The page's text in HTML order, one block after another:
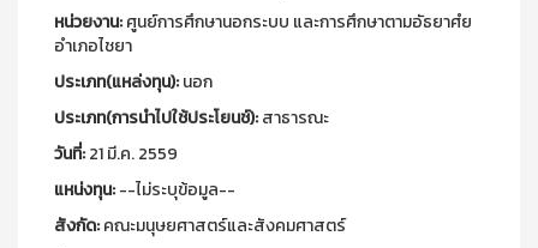
หน่วยงาน:ศูนย์การศึกษานอกระบบ และการศึกษาตามอัธยาศํย
อำเภอไชยา
ประเภท(แหล่งทุน):นอก
ประเภท(การนำไปใช้ประโยนช์):สาธารณะ
วันที่:21 มี.ค. 2559
แหน่งทุน:--ไม่ระบุข้อมูล--
สังกัด:คณะมนุษยศาสตร์และสังคมศาสตร์